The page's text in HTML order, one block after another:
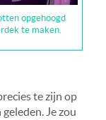
opgehoogd
te maken.
te zijn op
Je zou